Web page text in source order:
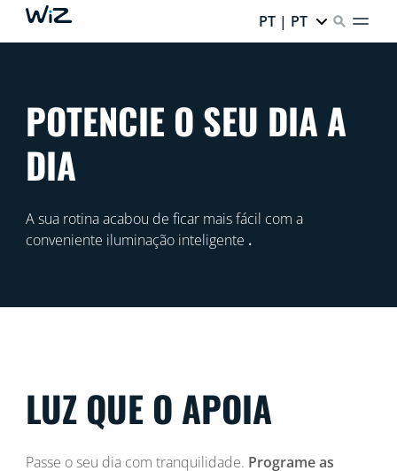
PT | PT
POTENCIE O SEU DIA A
DIA
A sua rotina acabou de ficar mais fácil com a
conveniente iluminação inteligente .
LUZ QUE O APOIA
Passe o seu dia com tranquilidade. Programe as